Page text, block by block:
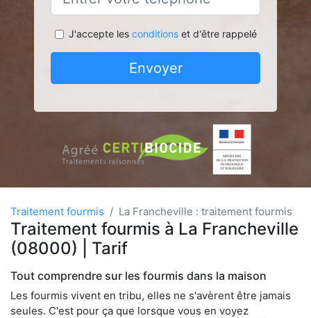
J'accepte les conditionset d'être rappelé
Envoyer
Traitement fourmis La Francheville : traitement fourmis
Traitement fourmis à La Francheville
(08000) | Tarif
Tout comprendre sur les fourmis dans la maison
Les fourmis vivent en tribu, elles ne s'avèrent être jamais
seules. C'est pour ça que lorsque vous en voyez